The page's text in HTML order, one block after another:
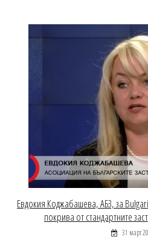
Евдокия Коджабашева, АБЗ, за
покрива от стандартните
31 март